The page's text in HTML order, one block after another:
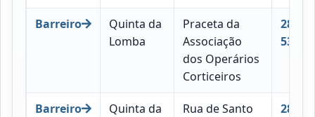
Barreiro
Quinta da
Lomba
Praceta da
Associação
dos Operários
Corticeiros
2830-
533
Barreiro
Quinta da
Rua de Santo
2830-